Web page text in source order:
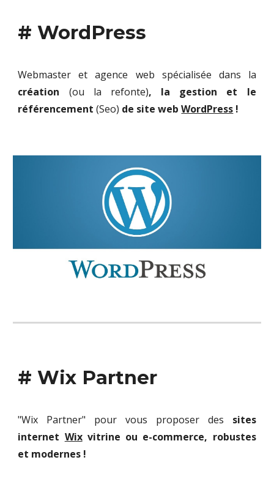
# WordPress
Webmaster et agence web spécialisée dans la
création (ou la refonte), la gestion et le
référencement (Seo) de site webWordPress !
# Wix Partner
"Wix Partner" pour vous proposer des sites
internet Wix vitrine ou e-commerce, robustes
et modernes !